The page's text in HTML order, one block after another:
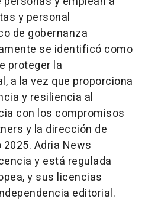
y personal
de gobernanza
se identificó como
proteger la
a la vez que proporciona
y resiliencia al
con los compromisos
y la dirección de
2025. Adria News
y está regulada
y sus licencias
editorial.